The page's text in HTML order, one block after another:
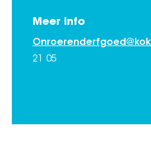
Meer info
21 05